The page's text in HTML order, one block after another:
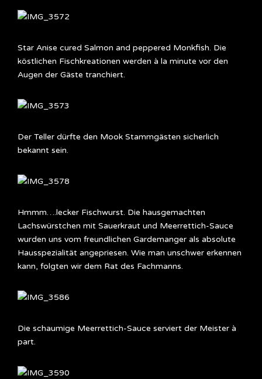
Star Anise cured Salmon and peppered Monkfish. Die
köstlichen Fischkreationen werden à la minute vor den
Augen der Gäste tranchiert.
Der Teller dürfte den Mook Stammgästen sicherlich
bekannt sein.
Hmmm….lecker Fischwurst. Die hausgemachten
Lachswürstchen mit Sauerkraut und Meerrettich-Sauce
wurden uns vom freundlichen Gardemanger als absolute
Hausspezialität angepriesen. Wie man unschwer erkennen
kann, folgten wir dem Rat des Fachmanns.
Die schaumige Meerrettich-Sauce serviert der Meister à
part.